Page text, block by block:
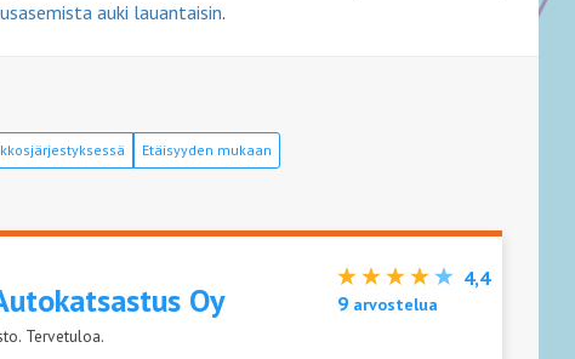
auki lauantaisin.
Etäisyyden mukaan
Oy
Tervetuloa.
4,4
9 arvostelua